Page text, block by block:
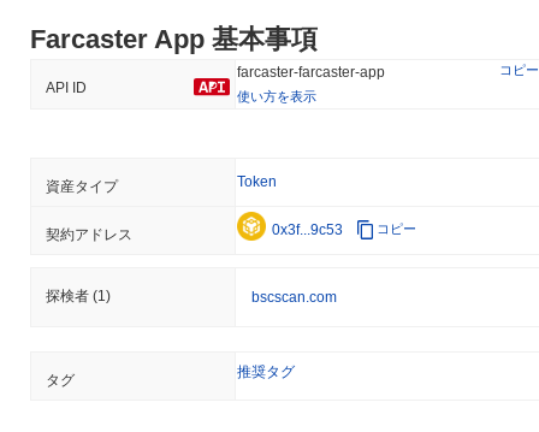
Farcaster App 基本事項
API ID
farcaster-farcaster-app
コピー
使い方を表示
資産タイプ Token
契約アドレス 0x3f...9c53 コピー
探検者 (1) bscscan.com
タグ 推奨タグ